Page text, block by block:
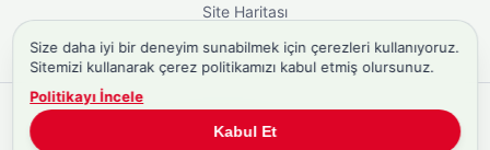
Site Haritası
Türkiye'ninBiyografi Sitesi
Size daha iyi bir deneyim sunabilmek için çerezleri kullanıyoruz.
Sitemizi kullanarak çerez politikamızı kabul etmiş olursunuz.
Politikayı İncele
Kabul Et